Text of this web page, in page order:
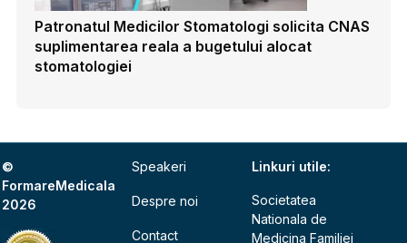
Patronatul Medicilor Stomatologi solicita CNAS
suplimentarea reala a bugetului alocat
stomatologiei
©
FormareMedicala
2026
Speakeri
Despre noi
Contact
Linkuri utile:
Societatea
Nationala de
Medicina Familiei